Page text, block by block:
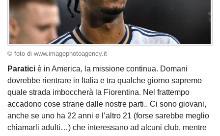
© foto di www.imagephotoagency.it
Paratici è in America, la missione continua. Domani
dovrebbe rientrare in Italia e tra qualche giorno sapremo
quale strada imboccherà la Fiorentina. Nel frattempo
accadono cose strane dalle nostre parti.. Ci sono giovani,
anche se uno ha 22 anni e l’altro 21 (forse sarebbe meglio
chiamarli adulti…) che interessano ad alcuni club, mentre